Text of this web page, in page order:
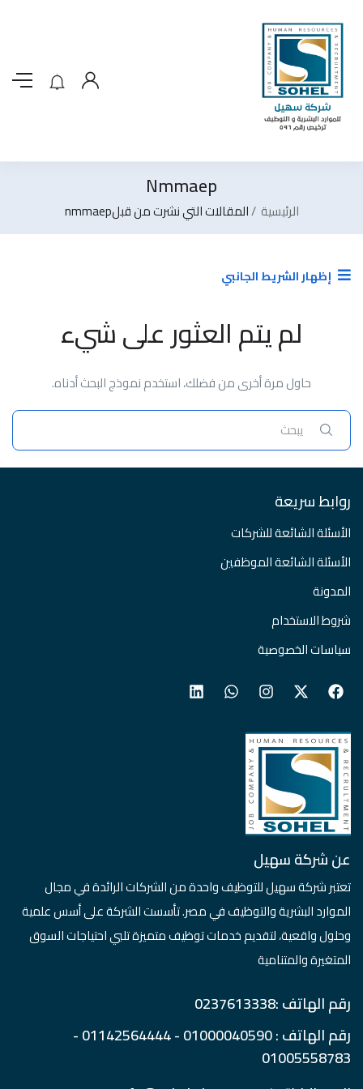
Nmmaep
الرئيسية المقالات التي نشرت من قبلnmmaep
إظهار الشريط الجانبي
لم يتم العثور على شيء
حاول مرة أخرى من فضلك، استخدم نموذج البحث أدناه.
روابط سريعة
الأسئلة الشائعة للشركات
الأسئلة الشائعة الموظفين
المدونة
شروط الاستخدام
سياسات الخصوصية
عن شركة سهيل
تعتبر شركة سهيل للتوظيف واحدة من الشركات الرائدة في مجال
الموارد البشرية والتوظيف في مصر. تأسست الشركة على أسس علمية
وحلول واقعية، لتقديم خدمات توظيف متميزة تلبي احتياجات السوق
المتغيرة والمتنامية
رقم الهاتف :0237613338
رقم الهاتف : 01000040590 - 01142564444 -
01005558783